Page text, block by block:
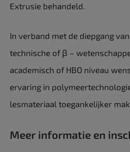
Extrusie behandeld.
In verband met de diepgang
technische of β –
academisch of HBO niveau
ervaring in
lesmateriaal toegankelijker
Meer informatie en